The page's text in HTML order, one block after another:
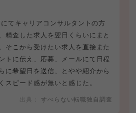
てキャリアコンサルタントの方
精査した求人を翌日くらいにまと
そこから受けたい求人を直接また
トに伝え、応募、メールにて日程
に希望日を送信、とやや紹介から
スピード感が無いと感じた。
すべらない転職独自調査